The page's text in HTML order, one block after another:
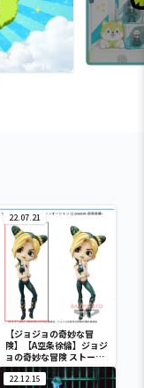
22.07.21
【ジョジョの奇妙な冒
険】【A空条徐倫】ジョジ
ョの奇妙な冒険 ストーン
オーシャン Q posket-空
条徐倫-
22.12.15